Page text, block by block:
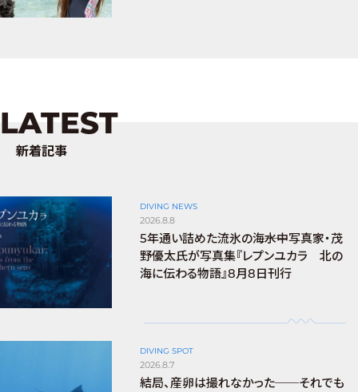
LATEST
新着記事
DIVING NEWS
2026.8.8
5年通い詰めた流氷の海――水中写真家・茂
野優太氏が写真集『レプンユカラ 北の
海に伝わる物語』8月8日刊行
DIVING SPOT
2026.8.7
結局、産卵は撮れなかった──それでも